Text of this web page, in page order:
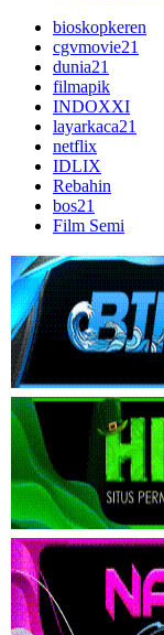
bioskopkeren
cgvmovie21
dunia21
filmapik
INDOXXI
layarkaca21
netflix
IDLIX
Rebahin
bos21
Film Semi